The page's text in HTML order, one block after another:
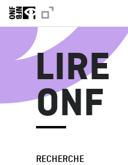
LIRE
ONF
RECHERCHE